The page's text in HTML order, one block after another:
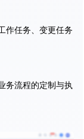
作任务、变更任务
务流程的定制与执